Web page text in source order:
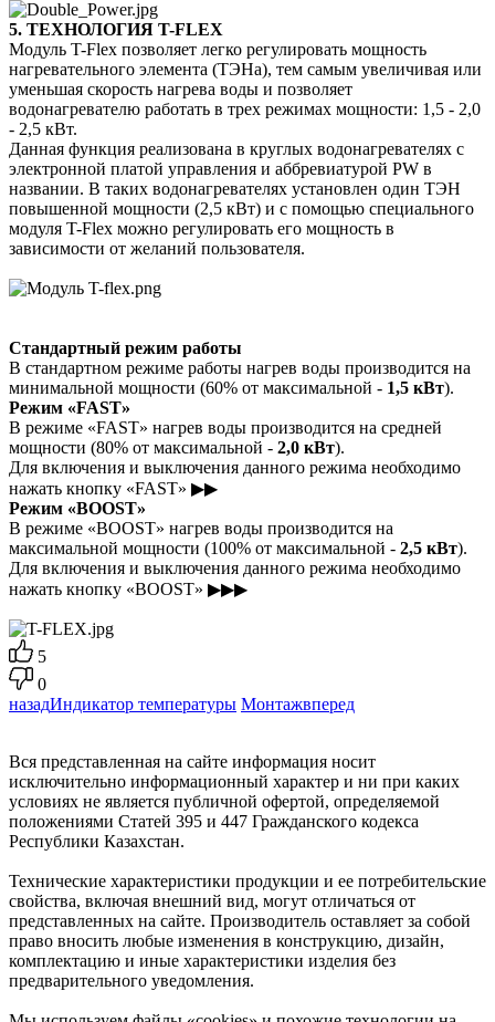
5. ТЕХНОЛОГИЯ T-FLEX
Модуль T-Flex позволяет легко регулировать мощность
нагревательного элемента (ТЭНа), тем самым увеличивая или
уменьшая скорость нагрева воды и позволяет
водонагревателю работать в трех режимах мощности: 1,5 - 2,0
- 2,5 кВт.
Данная функция реализована в круглых водонагревателях с
электронной платой управления и аббревиатурой PW в
названии. В таких водонагревателях установлен один ТЭН
повышенной мощности (2,5 кВт) и с помощью специального
модуля T-Flex можно регулировать его мощность в
зависимости от желаний пользователя.
Стандартный режим работы
В стандартном режиме работы нагрев воды производится на
минимальной мощности (60% от максимальной - 1,5 кВт).
Режим «FAST»
В режиме «FAST» нагрев воды производится на средней
мощности (80% от максимальной - 2,0 кВт).
Для включения и выключения данного режима необходимо
нажать кнопку «FAST» ▶▶
Режим «BOOST»
В режиме «BOOST» нагрев воды производится на
максимальной мощности (100% от максимальной - 2,5 кВт).
Для включения и выключения данного режима необходимо
нажать кнопку «BOOST» ▶▶▶
5
0
назадИндикатор температуры Монтажвперед
Вся представленная на сайте информация носит
исключительно информационный характер и ни при каких
условиях не является публичной офертой, определяемой
положениями Статей 395 и 447 Гражданского кодекса
Республики Казахстан.
Технические характеристики продукции и ее потребительские
свойства, включая внешний вид, могут отличаться от
представленных на сайте. Производитель оставляет за собой
право вносить любые изменения в конструкцию, дизайн,
комплектацию и иные характеристики изделия без
предварительного уведомления.